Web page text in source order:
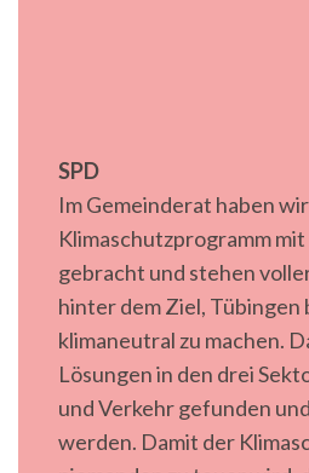
SPD
Im Gemeinderat haben
Klimaschutzprogramm
gebracht und stehen
hinter dem Ziel, Tübingen
klimaneutral zu machen.
Lösungen in den drei
und Verkehr gefunden
werden. Damit der